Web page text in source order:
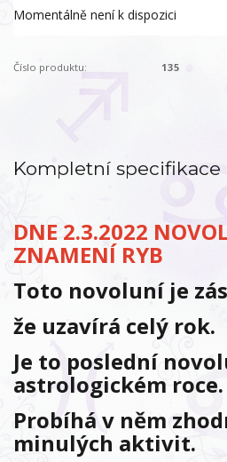
Momentálně není k dispozici
Číslo produktu: 135
Kompletní specifikace
DNE 2.3.2022
ZNAMENÍ RYB
Toto novoluní je
že uzavírá celý rok.
Je to poslední
astrologickém roce.
Probíhá v něm
minulých aktivit.